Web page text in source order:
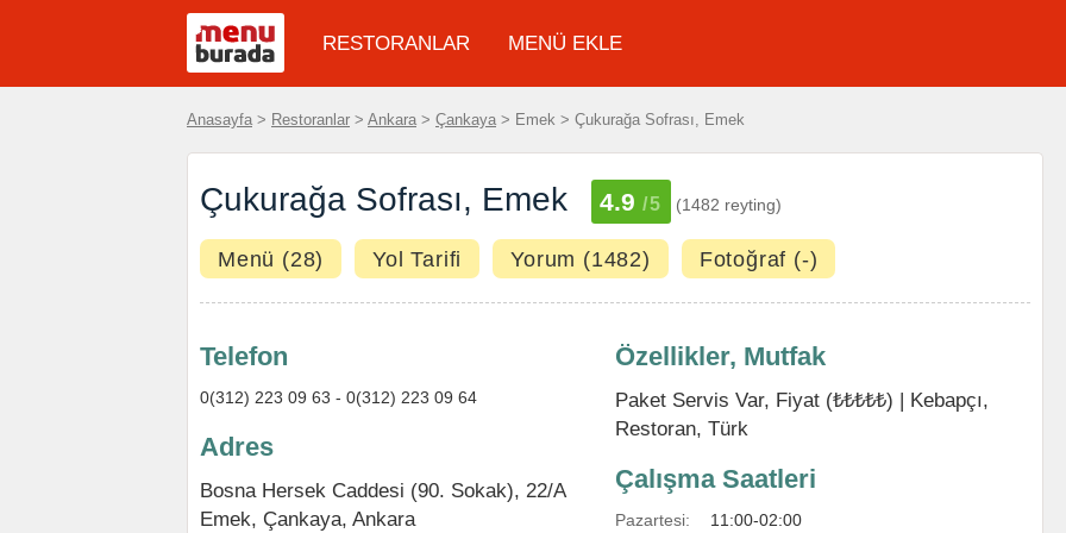
RESTORANLAR MENÜ EKLE
Anasayfa > Restoranlar > Ankara > Çankaya > Emek > Çukurağa Sofrası, Emek
Çukurağa Sofrası, Emek 4.9 /5 (1482 reyting)
Menü (28) Yol Tarifi Yorum (1482) Fotoğraf (-)
Telefon
0(312) 223 09 63 - 0(312) 223 09 64
Adres
Bosna Hersek Caddesi (90. Sokak), 22/A
Emek, Çankaya, Ankara
Özellikler, Mutfak
Paket Servis Var, Fiyat (₺₺₺₺₺) | Kebapçı,
Restoran, Türk
Çalışma Saatleri
Pazartesi:
11:00-02:00